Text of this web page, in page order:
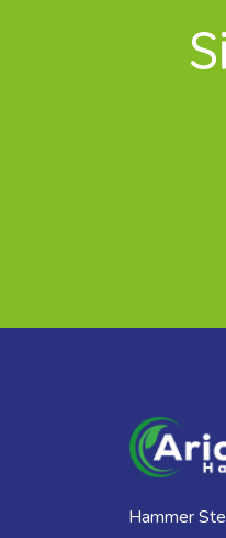
Hammer